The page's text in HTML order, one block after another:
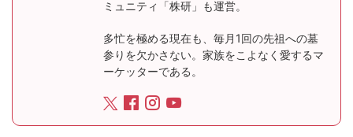
ミュニティ「株研」も運営。
多忙を極める現在も、毎月1回の先祖への墓
参りを欠かさない。家族をこよなく愛するマ
ーケッターである。